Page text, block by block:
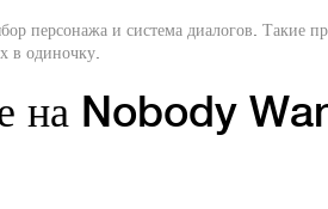
персонажа и система диалогов. Такие
в одиночку.
на Nobody